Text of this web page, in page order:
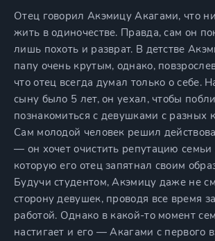
Отец говорил Акэмицу Акагами, что
жить в одиночестве. Правда, сам он
лишь похоть и разврат. В детстве
папу очень крутым, однако,
что отец всегда думал только о себе.
сыну было 5 лет, он уехал, чтобы
познакомиться с девушками с разных
Сам молодой человек решил
— он хочет очистить репутацию
которую его отец запятнал своим
Будучи студентом, Акэмицу даже не
сторону девушек, проводя все время
работой. Однако в какой-то момент
настигает и его — Акагами с первого